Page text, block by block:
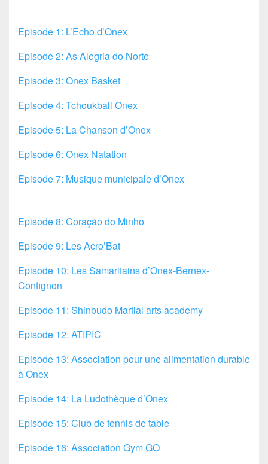
Episode 1: L’Echo d’Onex
Episode 2: As Alegria do Norte
Episode 3: Onex Basket
Episode 4: Tchoukball Onex
Episode 5: La Chanson d’Onex
Episode 6: Onex Natation
Episode 7: Musique municipale d’Onex
Episode 8: Coração do Minho
Episode 9: Les Acro’Bat
Episode 10: Les Samaritains d’Onex-Bernex-
Confignon
Episode 11: Shinbudo Martial arts academy
Episode 12: ATIPIC
Episode 13: Association pour une alimentation durable
à Onex
Episode 14: La Ludothèque d’Onex
Episode 15: Club de tennis de table
Episode 16: Association Gym GO